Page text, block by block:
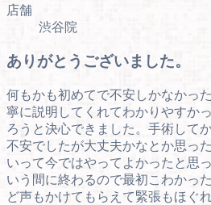
店舗
渋谷院
ありがとうございました。
何もかも初めてで不安しかなかっ
寧に説明してくれてわかりやすか
ろうと決心できました。手術して
不安でしたが大丈夫かなとか思っ
いって今ではやってよかったと思
いう間に終わるので最初こわかっ
ど声もかけてもらえて緊張もほぐれ